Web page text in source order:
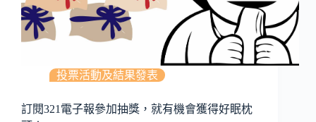
投票活動及結果發表
訂閱321電子報參加抽獎，就有機會獲得好眠枕